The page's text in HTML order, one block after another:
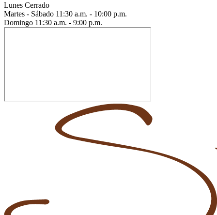
Lunes Cerrado
Martes - Sábado 11:30 a.m. - 10:00 p.m.
Domingo 11:30 a.m. - 9:00 p.m.